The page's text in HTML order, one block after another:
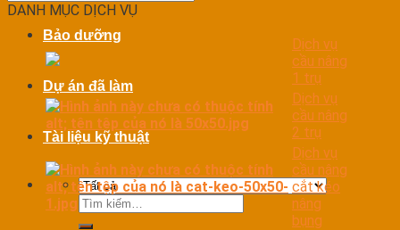
Bảo dưỡng
Dự án đã làm
Tài liệu kỹ thuật
Tìm
kiếm:
DANH MỤC DỊCH VỤ
Dịch vụ
cầu nâng
1 trụ
Dịch vụ
cầu nâng
2 trụ
Dịch vụ
cầu nâng
cắt kéo
nâng
bụng